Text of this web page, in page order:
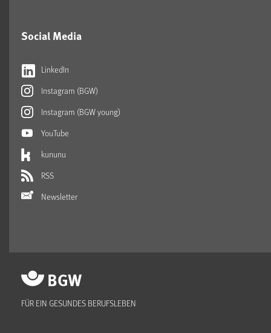
Social Media
LinkedIn
Instagram (BGW)
Instagram (BGW young)
YouTube
kununu
RSS
Newsletter
FÜR EIN GESUNDES BERUFSLEBEN